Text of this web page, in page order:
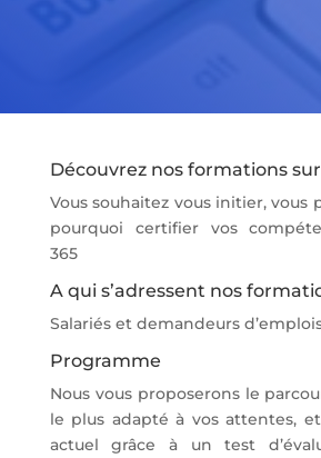
Découvrez nos formations sur
Vous souhaitez vous initier,
pourquoi certifier vos
365
A qui s’adressent nos
Salariés et demandeurs
Programme
Nous vous proposerons le
le plus adapté à vos attentes,
actuel grâce à un test